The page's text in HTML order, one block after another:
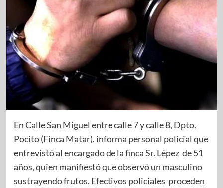
En Calle San Miguel entre calle 7 y calle 8, Dpto.
Pocito (Finca Matar), informa personal policial que
entrevistó al encargado de la finca Sr. Lépez de 51
años, quien manifiestó que observó un masculino
sustrayendo frutos. Efectivos policiales proceden